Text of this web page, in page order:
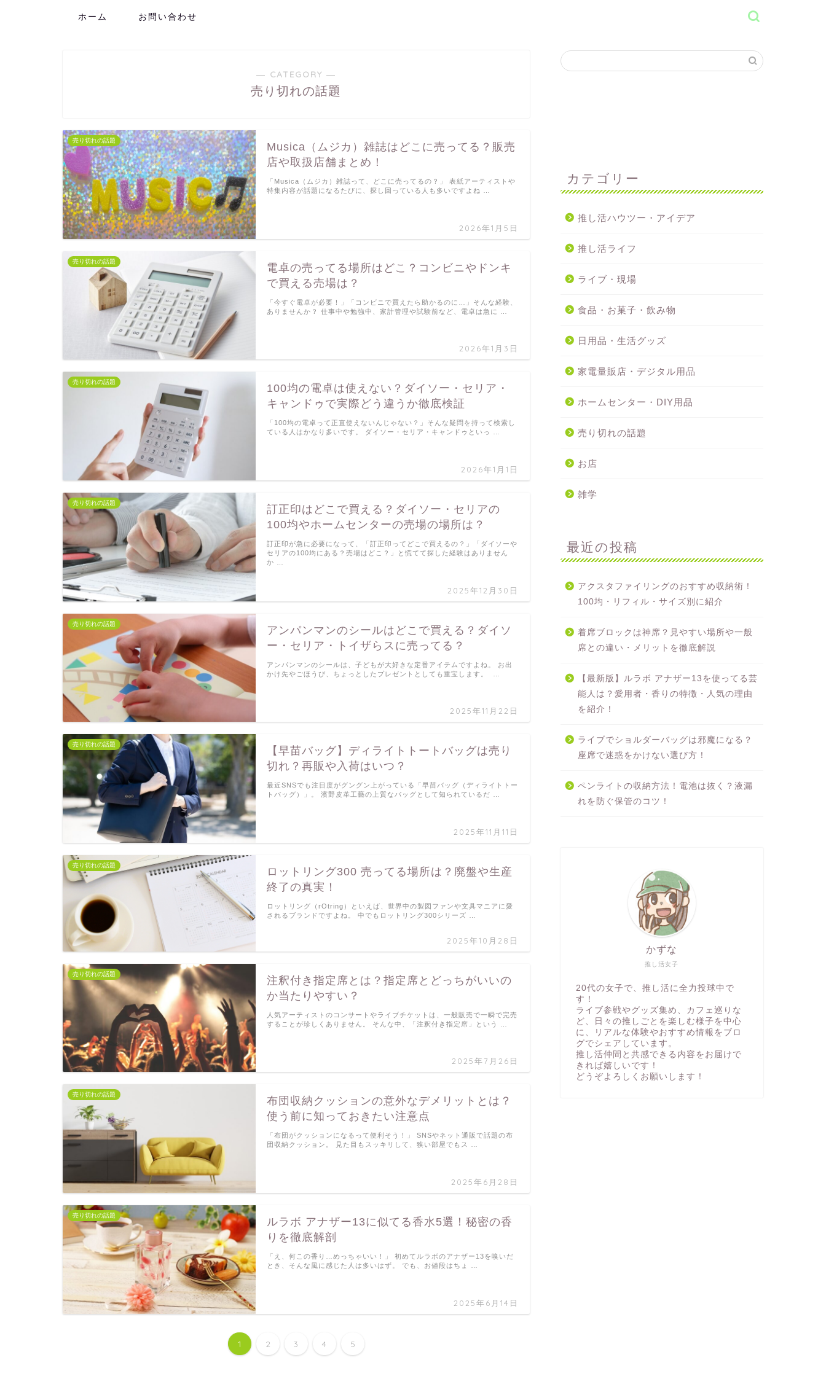
ホーム お問い合わせ
― CATEGORY ―
売り切れの話題
売り切れの話題
Musica（ムジカ）雑誌はどこに売ってる？販売
店や取扱店舗まとめ！
2026年1月5日
「Musica（ムジカ）雑誌って、どこに売ってるの？」 表紙アーティストや
特集内容が話題になるたびに、探し回っている人も多いですよね …
売り切れの話題
電卓の売ってる場所はどこ？コンビニやドンキ
で買える売場は？
2026年1月3日
「今すぐ電卓が必要！」「コンビニで買えたら助かるのに…」そんな経験、
ありませんか？ 仕事中や勉強中、家計管理や試験前など、電卓は急に …
売り切れの話題
100均の電卓は使えない？ダイソー・セリア・
キャンドゥで実際どう違うか徹底検証
2026年1月1日
「100均の電卓って正直使えないんじゃない？」そんな疑問を持って検索し
ている人はかなり多いです。 ダイソー・セリア・キャンドゥといっ …
売り切れの話題
訂正印はどこで買える？ダイソー・セリアの
100均やホームセンターの売場の場所は？
2025年12月30日
訂正印が急に必要になって、「訂正印ってどこで買えるの？」「ダイソーや
セリアの100均にある？売場はどこ？」と慌てて探した経験はありません
か …
売り切れの話題
アンパンマンのシールはどこで買える？ダイソ
ー・セリア・トイザらスに売ってる？
2025年11月22日
アンパンマンのシールは、子どもが大好きな定番アイテムですよね。 お出
かけ先やごほうび、ちょっとしたプレゼントとしても重宝します。 …
売り切れの話題
【早苗バッグ】ディライトトートバッグは売り
切れ？再販や入荷はいつ？
2025年11月11日
最近SNSでも注目度がグングン上がっている「早苗バッグ（ディライトトー
トバッグ）」。 濱野皮革工藝の上質なバッグとして知られているだ …
売り切れの話題
ロットリング300 売ってる場所は？廃盤や生産
終了の真実！
2025年10月28日
ロットリング（rOtring）といえば、世界中の製図ファンや文具マニアに愛
されるブランドですよね。 中でもロットリング300シリーズ …
売り切れの話題
注釈付き指定席とは？指定席とどっちがいいの
か当たりやすい？
2025年7月26日
人気アーティストのコンサートやライブチケットは、一般販売で一瞬で完売
することが珍しくありません。 そんな中、「注釈付き指定席」という …
売り切れの話題
布団収納クッションの意外なデメリットとは？
使う前に知っておきたい注意点
2025年6月28日
「布団がクッションになるって便利そう！」 SNSやネット通販で話題の布
団収納クッション。 見た目もスッキリして、狭い部屋でもス …
売り切れの話題
ルラボ アナザー13に似てる香水5選！秘密の香
りを徹底解剖
2025年6月14日
「え、何この香り…めっちゃいい！」 初めてルラボのアナザー13を嗅いだ
とき、そんな風に感じた人は多いはず。 でも、お値段はちょ …
1 2 3 4 5
カテゴリー
推し活ハウツー・アイデア
推し活ライフ
ライブ・現場
食品・お菓子・飲み物
日用品・生活グッズ
家電量販店・デジタル用品
ホームセンター・DIY用品
売り切れの話題
お店
雑学
最近の投稿
アクスタファイリングのおすすめ収納術！
100均・リフィル・サイズ別に紹介
着席ブロックは神席？見やすい場所や一般
席との違い・メリットを徹底解説
【最新版】ルラボ アナザー13を使ってる芸
能人は？愛用者・香りの特徴・人気の理由
を紹介！
ライブでショルダーバッグは邪魔になる？
座席で迷惑をかけない選び方！
ペンライトの収納方法！電池は抜く？液漏
れを防ぐ保管のコツ！
推し活女子
かずな
20代の女子で、推し活に全力投球中で
す！
ライブ参戦やグッズ集め、カフェ巡りな
ど、日々の推しごとを楽しむ様子を中心
に、リアルな体験やおすすめ情報をブロ
グでシェアしています。
推し活仲間と共感できる内容をお届けで
きれば嬉しいです！
どうぞよろしくお願いします！